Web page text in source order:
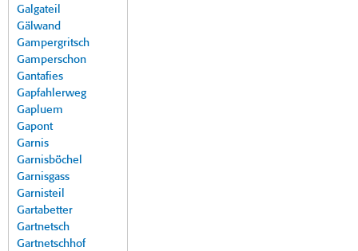
Galgateil
Gälwand
Gampergritsch
Gamperschon
Gantafies
Gapfahlerweg
Gapluem
Gapont
Garnis
Garnisböchel
Garnisgass
Garnisteil
Gartabetter
Gartnetsch
Gartnetschhof